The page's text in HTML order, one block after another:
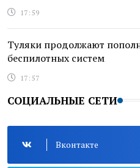
17:59
Туляки продолжают
беспилотных систем
17:57
СОЦИАЛЬНЫЕ СЕТИ
Вконтакте